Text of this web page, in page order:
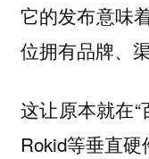
它的发布意味
位拥有品牌、
这让原本就在“
Rokid等垂直硬